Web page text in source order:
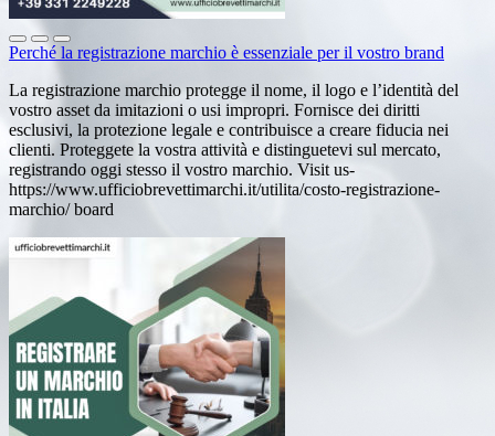
Perché la registrazione marchio è essenziale per il vostro brand
La registrazione marchio protegge il nome, il logo e l’identità del
vostro asset da imitazioni o usi impropri. Fornisce dei diritti
esclusivi, la protezione legale e contribuisce a creare fiducia nei
clienti. Proteggete la vostra attività e distinguetevi sul mercato,
registrando oggi stesso il vostro marchio. Visit us-
https://www.ufficiobrevettimarchi.it/utilita/costo-registrazione-
marchio/ board